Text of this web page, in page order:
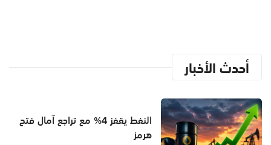
أحدث الأخبار
النفط يقفز 4% مع تراجع آمال فتح
هرمز